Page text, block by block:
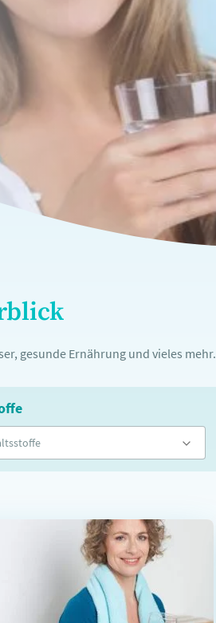
gesunde Ernährung und vieles mehr.